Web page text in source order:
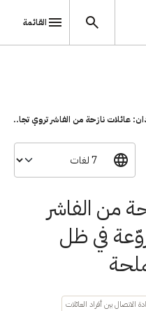
القائمة
عائلات نازحة من الفاشر تروي تجا...
من الفاشر
في ظل
الاتصال بين أفراد العائلات